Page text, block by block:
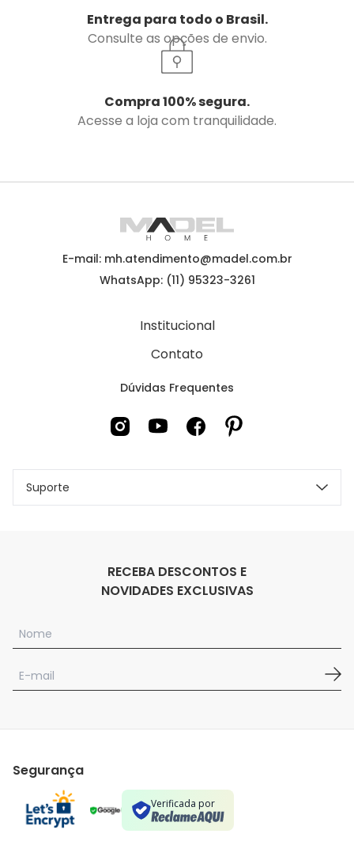
Entrega para todo o Brasil.
Consulte as opções de envio.
Compra 100% segura.
Acesse a loja com tranquilidade.
E-mail: mh.atendimento@madel.com.br
WhatsApp: (11) 95323-3261
Institucional
Contato
Dúvidas Frequentes
Suporte
RECEBA DESCONTOS E
NOVIDADES EXCLUSIVAS
Segurança
Verificada por